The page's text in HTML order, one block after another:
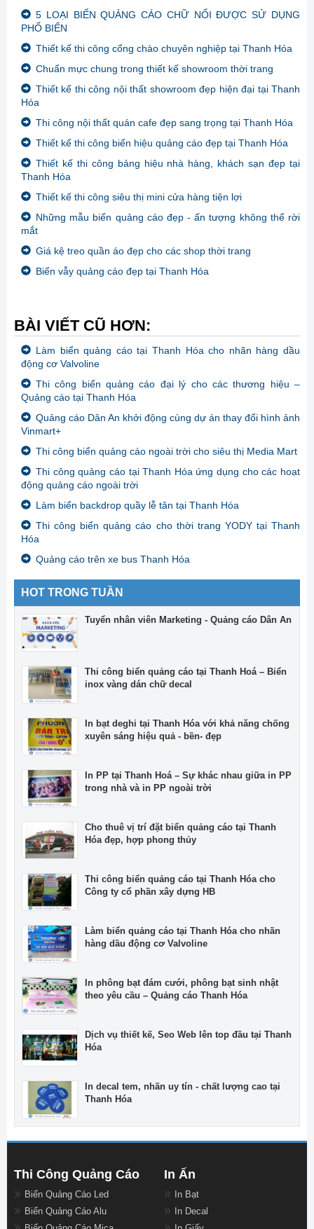
5 LOẠI BIỂN QUẢNG CÁO CHỮ NỔI ĐƯỢC SỬ DỤNG
PHỔ BIẾN
Thiết kế thi công cổng chào chuyên nghiệp tại Thanh Hóa
Chuẩn mực chung trong thiết kế showroom thời trang
Thiết kế thi công nội thất showroom đẹp hiện đại tại Thanh
Hóa
Thi công nội thất quán cafe đẹp sang trọng tại Thanh Hóa
Thiết kế thi công biển hiệu quảng cáo đẹp tại Thanh Hóa
Thiết kế thi công bảng hiệu nhà hàng, khách sạn đẹp tại
Thanh Hóa
Thiết kế thi công siêu thị mini cửa hàng tiện lợi
Những mẫu biển quảng cáo đẹp - ấn tượng không thể rời
mắt
Giá kệ treo quần áo đẹp cho các shop thời trang
Biển vẫy quảng cáo đẹp tại Thanh Hóa
BÀI VIẾT CŨ HƠN:
Làm biển quảng cáo tại Thanh Hóa cho nhãn hàng dầu
động cơ Valvoline
Thi công biển quảng cáo đại lý cho các thương hiệu –
Quảng cáo tại Thanh Hóa
Quảng cáo Dân An khởi động cùng dự án thay đổi hình ảnh
Vinmart+
Thi công biển quảng cáo ngoài trời cho siêu thị Media Mart
Thi công quảng cáo tại Thanh Hóa ứng dụng cho các hoạt
động quảng cáo ngoài trời
Làm biển backdrop quầy lễ tân tại Thanh Hóa
Thi công biển quảng cáo cho thời trang YODY tại Thanh
Hóa
Quảng cáo trên xe bus Thanh Hóa
HOT TRONG TUẦN
Tuyển nhân viên Marketing - Quảng cáo Dân An
Thi công biển quảng cáo tại Thanh Hoá – Biển
inox vàng dán chữ decal
In bạt deghi tại Thanh Hóa với khả năng chống
xuyên sáng hiệu quả - bền- đẹp
In PP tại Thanh Hoá – Sự khác nhau giữa in PP
trong nhà và in PP ngoài trời
Cho thuê vị trí đặt biển quảng cáo tại Thanh
Hóa đẹp, hợp phong thủy
Thi công biển quảng cáo tại Thanh Hóa cho
Công ty cổ phần xây dựng HB
Làm biển quảng cáo tại Thanh Hóa cho nhãn
hàng dầu động cơ Valvoline
In phông bạt đám cưới, phông bạt sinh nhật
theo yêu cầu – Quảng cáo Thanh Hóa
Dịch vụ thiết kế, Seo Web lên top đầu tại Thanh
Hóa
In decal tem, nhãn uy tín - chất lượng cao tại
Thanh Hóa
Thi Công Quảng Cáo
Biển Quảng Cáo Led
Biển Quảng Cáo Alu
In Ấn
In Bạt
In Decal